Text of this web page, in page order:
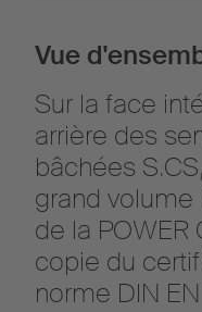
Vue
Sur la face
arrière des
bâchées
grand volume
de la POWER
copie du
norme DIN